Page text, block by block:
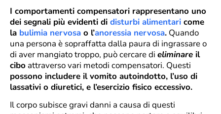
I comportamenti compensatori rappresentano uno
dei segnali più evidenti di disturbi alimentari come
la bulimia nervosa o l’anoressia nervosa. Quando
una persona è sopraffatta dalla paura di ingrassare o
di aver mangiato troppo, può cercare di eliminare il
cibo attraverso vari metodi compensatori. Questi
possono includere il vomito autoindotto, l’uso di
lassativi o diuretici, e l’esercizio fisico eccessivo.
Il corpo subisce gravi danni a causa di questi